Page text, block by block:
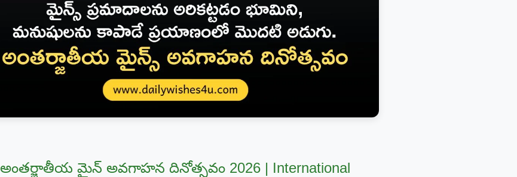
అంతర్జాతీయ మైన్ అవగాహన దినోత్సవం 2026 | International